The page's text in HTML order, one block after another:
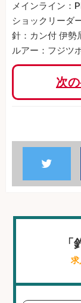
メインライン：
ショックリーダ
針：カン付 伊勢
ルアー：フジツ
次
求